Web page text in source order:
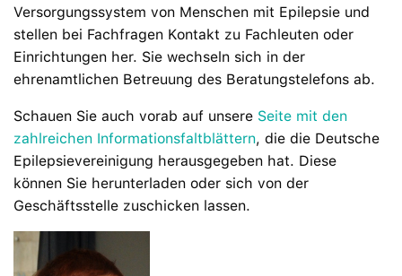
Versorgungssystem von Menschen mit Epilepsie und
stellen bei Fachfragen Kontakt zu Fachleuten oder
Einrichtungen her. Sie wechseln sich in der
ehrenamtlichen Betreuung des Beratungstelefons ab.
Schauen Sie auch vorab auf unsere Seite mit den
zahlreichen Informationsfaltblättern, die die Deutsche
Epilepsievereinigung herausgegeben hat. Diese
können Sie herunterladen oder sich von der
Geschäftsstelle zuschicken lassen.